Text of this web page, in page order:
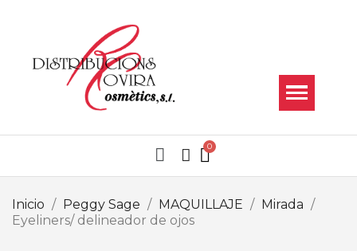
Inicio Peggy Sage MAQUILLAJE
Mirada
Eyeliners/ delineador de ojos